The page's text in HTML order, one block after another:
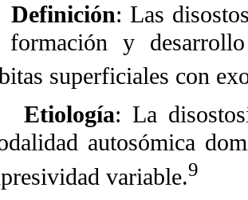
Definición: Las
y
superficiales con
Etiología: La
autosómica
variable.9